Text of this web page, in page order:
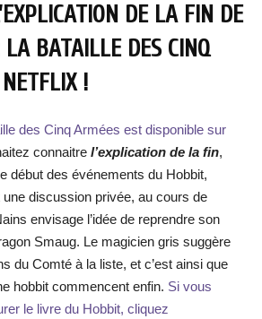
DE LA FIN DE
BATAILLE DES CINQ
!
des Cinq Armées est disponible sur
connaitre l’explication de la fin,
début des événements du Hobbit,
discussion privée, au cours de
envisage l’idée de reprendre son
Smaug. Le magicien gris suggère
du Comté à la liste, et c’est ainsi que
hobbit commencent enfin. Si vous
le livre du Hobbit, cliquez